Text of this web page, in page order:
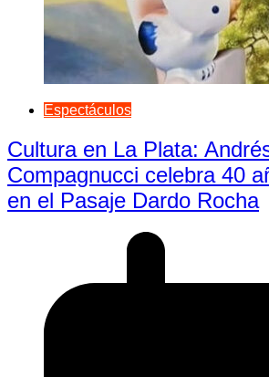
Espectáculos
Cultura en La Plata:
Compagnucci celebra 40
en el Pasaje Dardo Rocha